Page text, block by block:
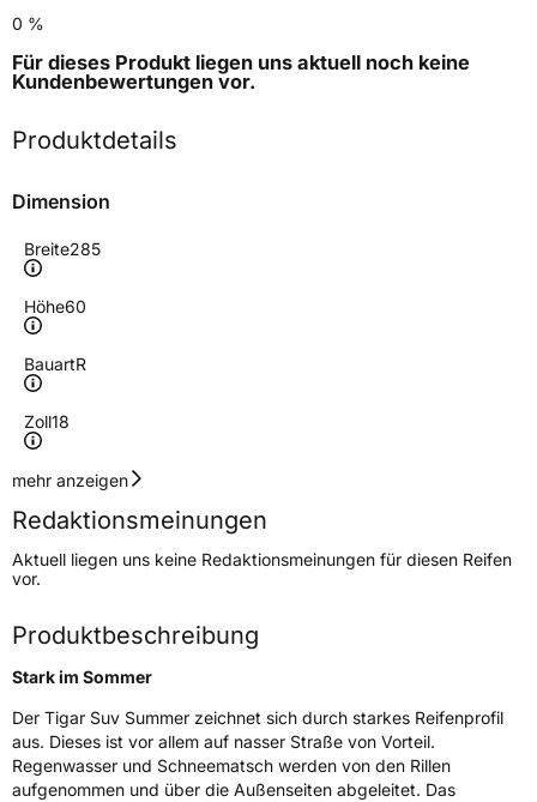
0 %
Für dieses Produkt liegen uns aktuell noch keine
Kundenbewertungen vor.
Produktdetails
Dimension
Breite285
Höhe60
BauartR
Zoll18
Geschwindigkeitsindex
Höchstgeschwindigkeit
210 km/h
Lastindex120
Höchstlast1400 kg
Gewicht (in kg)
Generelle Merkmale
FahrzeugtypSUV
mehr anzeigen
Redaktionsmeinungen
Aktuell liegen uns keine Redaktionsmeinungen für diesen Reifen
vor.
Produktbeschreibung
Stark im Sommer
Der Tigar Suv Summer zeichnet sich durch starkes Reifenprofil
aus. Dieses ist vor allem auf nasser Straße von Vorteil.
Regenwasser und Schneematsch werden von den Rillen
aufgenommen und über die Außenseiten abgeleitet. Das